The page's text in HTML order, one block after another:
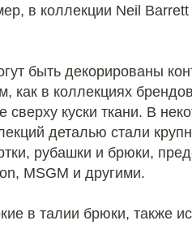
в коллекции Neil
быть декорированы
как в коллекциях
куски ткани. В
деталью стали
рубашки и брюки,
MSGM и другими.
в талии брюки, также